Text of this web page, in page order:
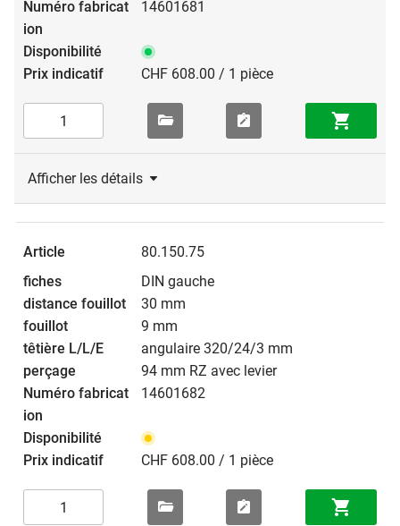
14601681
CHF 608.00 / 1 pièce
Afficher les détails
80.150.75
DIN gauche
30 mm
9 mm
angulaire 320/24/3 mm
94 mm RZ avec levier
14601682
CHF 608.00 / 1 pièce